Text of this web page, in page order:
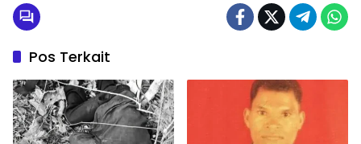
Pos Terkait